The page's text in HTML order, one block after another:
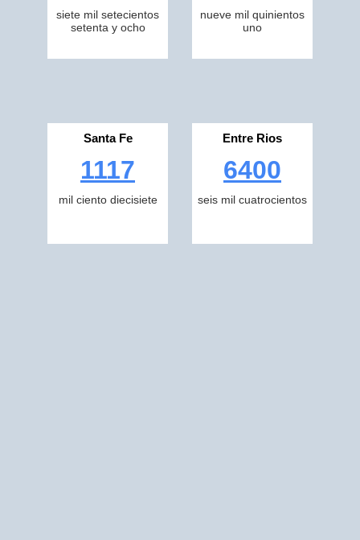
siete mil setecientos
setenta y ocho
nueve mil quinientos
uno
Santa Fe
1117
mil ciento diecisiete
Entre Rios
6400
seis mil cuatrocientos